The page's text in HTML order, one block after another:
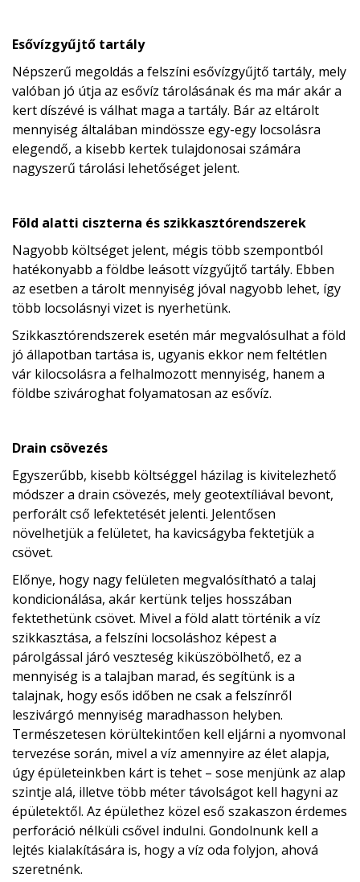
Esővízgyűjtő tartály
Népszerű megoldás a felszíni esővízgyűjtő tartály, mely
valóban jó útja az esővíz tárolásának és ma már akár a
kert díszévé is válhat maga a tartály. Bár az eltárolt
mennyiség általában mindössze egy-egy locsolásra
elegendő, a kisebb kertek tulajdonosai számára
nagyszerű tárolási lehetőséget jelent.
Föld alatti ciszterna és szikkasztórendszerek
Nagyobb költséget jelent, mégis több szempontból
hatékonyabb a földbe leásott vízgyűjtő tartály. Ebben
az esetben a tárolt mennyiség jóval nagyobb lehet, így
több locsolásnyi vizet is nyerhetünk.
Szikkasztórendszerek esetén már megvalósulhat a föld
jó állapotban tartása is, ugyanis ekkor nem feltétlen
vár kilocsolásra a felhalmozott mennyiség, hanem a
földbe szivároghat folyamatosan az esővíz.
Drain csövezés
Egyszerűbb, kisebb költséggel házilag is kivitelezhető
módszer a drain csövezés, mely geotextíliával bevont,
perforált cső lefektetését jelenti. Jelentősen
növelhetjük a felületet, ha kavicságyba fektetjük a
csövet.
Előnye, hogy nagy felületen megvalósítható a talaj
kondicionálása, akár kertünk teljes hosszában
fektethetünk csövet. Mivel a föld alatt történik a víz
szikkasztása, a felszíni locsoláshoz képest a
párolgással járó veszteség kiküszöbölhető, ez a
mennyiség is a talajban marad, és segítünk is a
talajnak, hogy esős időben ne csak a felszínről
leszivárgó mennyiség maradhasson helyben.
Természetesen körültekintően kell eljárni a nyomvonal
tervezése során, mivel a víz amennyire az élet alapja,
úgy épületeinkben kárt is tehet – sose menjünk az alap
szintje alá, illetve több méter távolságot kell hagyni az
épületektől. Az épülethez közel eső szakaszon érdemes
perforáció nélküli csővel indulni. Gondolnunk kell a
lejtés kialakítására is, hogy a víz oda folyjon, ahová
szeretnénk.